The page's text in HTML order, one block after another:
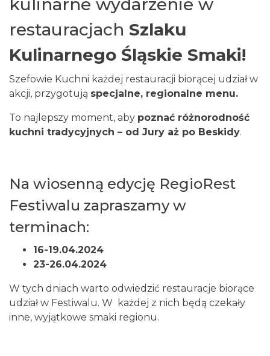
kulinarne wydarzenie w
restauracjach Szlaku
Kulinarnego Śląskie Smaki!
Szefowie Kuchni każdej restauracji biorącej udział w
akcji, przygotują specjalne, regionalne menu.
To najlepszy moment, aby poznać różnorodność
kuchni tradycyjnych – od Jury aż po Beskidy.
Na wiosenną edycję RegioRest
Festiwalu zapraszamy w
terminach:
16-19.04.2024
23-26.04.2024
W tych dniach warto odwiedzić restauracje biorące
udział w Festiwalu. W każdej z nich będą czekały
inne, wyjątkowe smaki regionu.